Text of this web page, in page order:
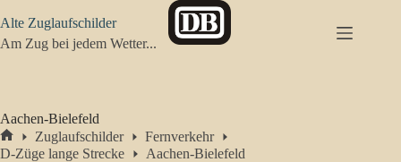
Inhalt
springen
Alte Zuglaufschilder
Am Zug bei jedem Wetter...
Aachen-Bielefeld
Start
Zuglaufschilder
Fernverkehr
D-Züge lange Strecke
Aachen-Bielefeld